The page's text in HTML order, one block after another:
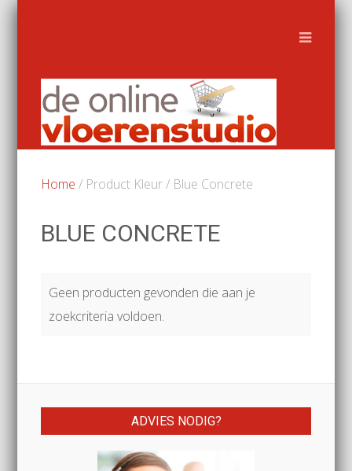
Home / Product Kleur / Blue Concrete
BLUE CONCRETE
Geen producten gevonden die aan je
zoekcriteria voldoen.
ADVIES NODIG?